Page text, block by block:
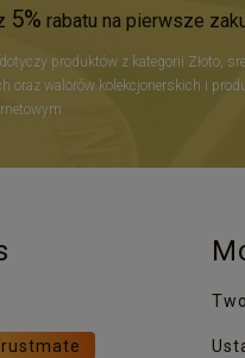
5% rabatu na pierwsze
produktów z kategorii Złoto,
oraz walorów kolekcjonerskich i